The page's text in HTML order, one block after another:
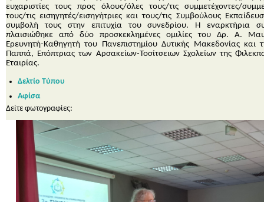
ευχαριστίες τους προς όλους/όλες τους/τις συμμετέχοντες/
τους/τις εισηγητές/εισηγήτριες και τους/τις Συμβούλους
συμβολή τους στην επιτυχία του συνεδρίου. Η εναρκτήρια
πλαισιώθηκε από δύο προσκεκλημένες ομιλίες του Δρ. Α.
Ερευνητή-Καθηγητή του Πανεπιστημίου Δυτικής Μακεδονίας και
Παππά, Επόπτριας των Αρσακείων-Τοσίτσειων Σχολείων της
Εταιρίας.
Δελτίο Τύπου
Αφίσα
Δείτε φωτογραφίες: